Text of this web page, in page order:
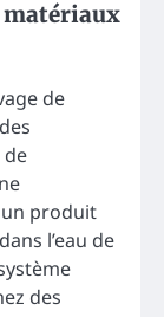
matériaux
de
un produit
l’eau de
des